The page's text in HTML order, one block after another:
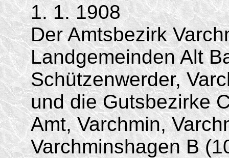
1. 1. 1908
Der Amtsbezirk
Landgemeinden Alt
Schützenwerder,
und die Gutsbezirke
Amt, Varchmin,
Varchminshagen B